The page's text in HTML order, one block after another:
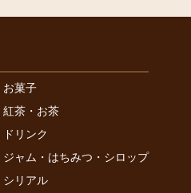
お菓子
紅茶・お茶
ドリンク
ジャム・はちみつ・シロップ
シリアル